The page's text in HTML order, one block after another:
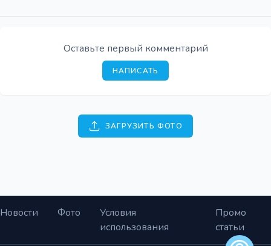
Оставьте первый комментарий
НАПИСАТЬ
ЗАГРУЗИТЬ ФОТО
Новости Фото
Условия
использования
Промо
статьи